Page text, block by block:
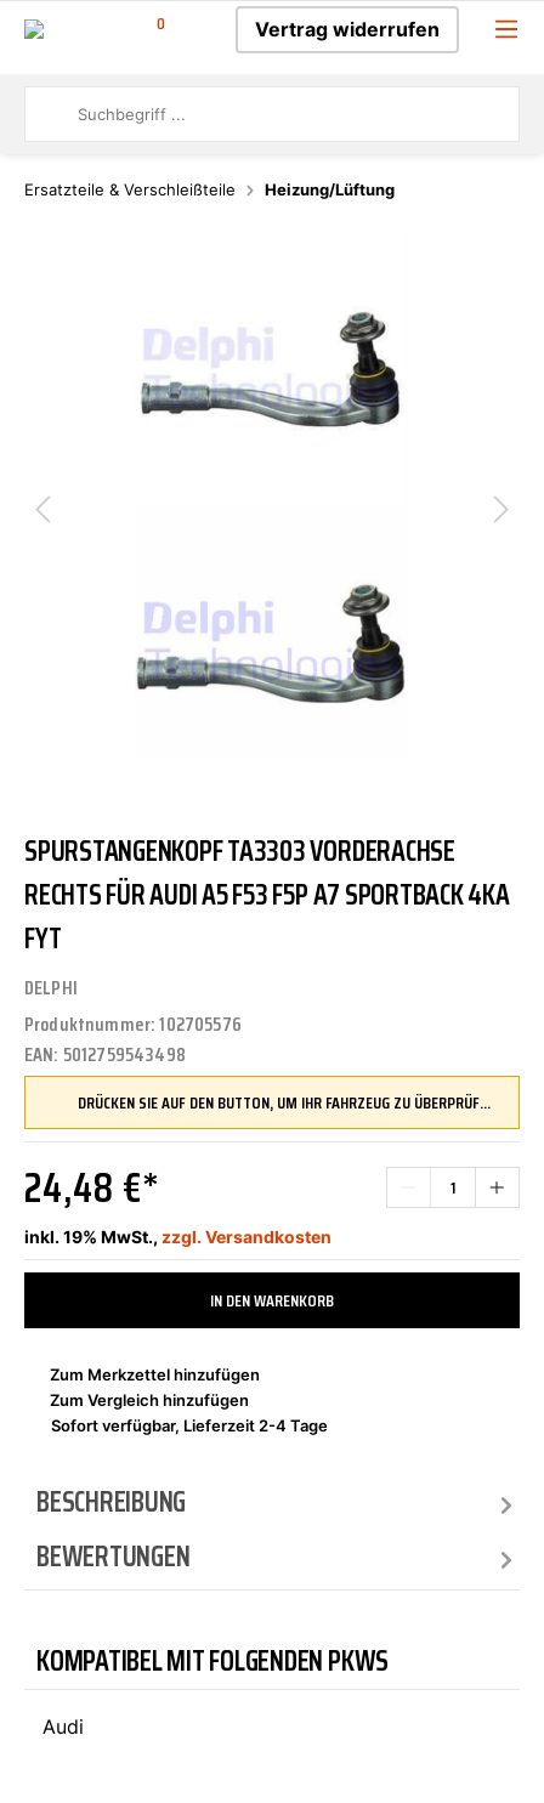
0 Vertrag widerrufen
Ersatzteile & Verschleißteile Heizung/Lüftung
SPURSTANGENKOPF TA3303 VORDERACHSE
RECHTS FÜR AUDI A5 F53 F5P A7 SPORTBACK 4KA
FYT
DELPHI
Produktnummer:102705576
EAN: 5012759543498
DRÜCKEN SIE AUF DEN BUTTON, UM IHR FAHRZEUG ZU ÜBERPRÜFEN UND SICHERZUSTELLEN, DASS DIESES TEIL KOMPATIBEL IST, BEVOR SIE ES BESTELLEN
24,48 €*
inkl. 19% MwSt., zzgl. Versandkosten
IN DEN WARENKORB
Zum Merkzettel hinzufügen
Zum Vergleich hinzufügen
Sofort verfügbar, Lieferzeit 2-4 Tage
BESCHREIBUNG
BEWERTUNGEN
KOMPATIBEL MIT FOLGENDEN PKWS
Audi